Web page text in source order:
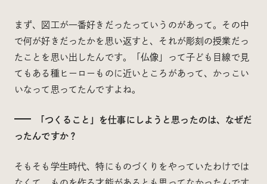
まず、図工が一番好きだったっていうのがあって。その中
で何が好きだったかを思い返すと、それが彫刻の授業だっ
たことを思い出したんです。「仏像」って子ども目線で見
てもある種ヒーローものに近いところがあって、かっこい
いなって思ってたんですよね。
「つくること」を仕事にしようと思ったのは、なぜだ
ったんですか？
そもそも学生時代、特にものづくりをやっていたわけでは